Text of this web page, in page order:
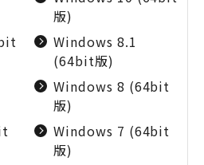
版)
Windows 8.1
(64bit版)
Windows 8 (64bit
版)
Windows 7 (64bit
版)